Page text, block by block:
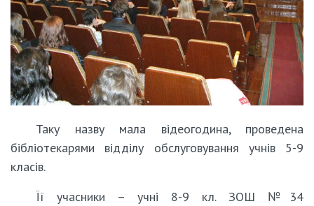
Таку назву мала відеогодина, проведена
бібліотекарями відділу обслуговування учнів 5-9
класів.
Її учасники – учні 8-9 кл. ЗОШ №34